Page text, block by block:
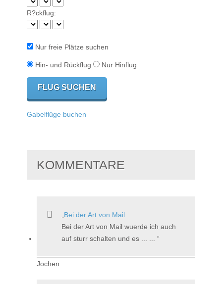
R?ckflug:
Nur freie Plätze suchen
Hin- und Rückflug Nur Hinflug
Gabelflüge buchen
KOMMENTARE
Bei der Art von Mail
Bei der Art von Mail wuerde ich auch
auf sturr schalten und es ... ...
Jochen